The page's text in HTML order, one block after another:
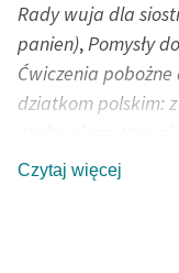
Rady wuja dla
panien),Pomysły
Ćwiczenia
dziatkom polskim:
bajki, nauczki,
Czytaj więcej